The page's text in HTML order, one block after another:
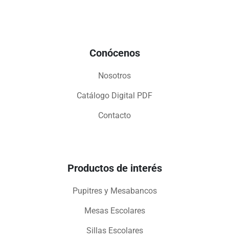
Conócenos
Nosotros
Catálogo Digital PDF
Contacto
Productos de interés
Pupitres y Mesabancos
Mesas Escolares
Sillas Escolares